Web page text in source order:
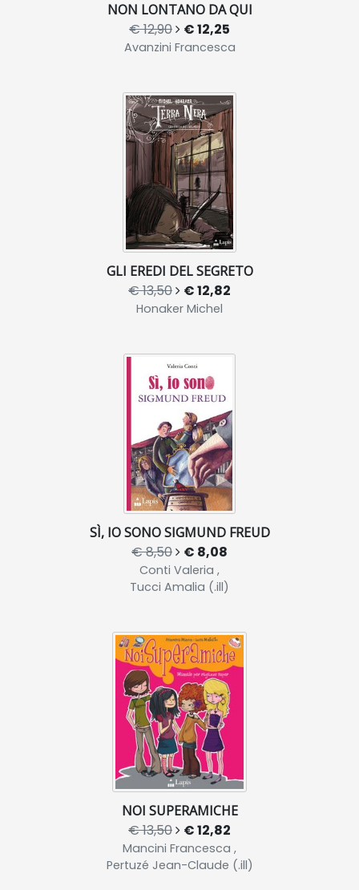
NON LONTANO DA QUI
€ 12,90 € 12,25
Avanzini Francesca
GLI EREDI DEL SEGRETO
€ 13,50 € 12,82
Honaker Michel
SÌ, IO SONO SIGMUND FREUD
€ 8,50 € 8,08
Conti Valeria ,
Tucci Amalia (.ill)
NOI SUPERAMICHE
€ 13,50 € 12,82
Mancini Francesca ,
Pertuzé Jean-Claude (.ill)